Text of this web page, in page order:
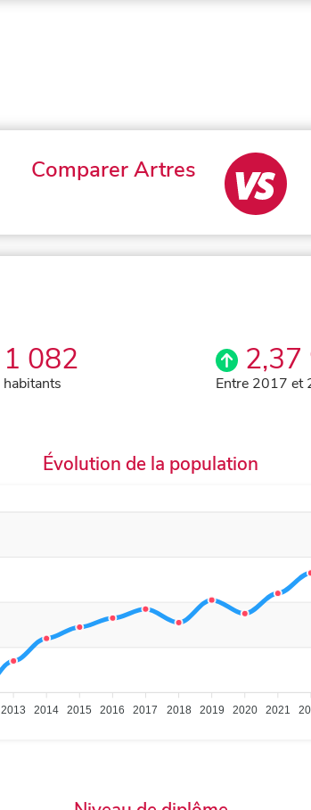
Comparer Artres
1 082
habitants
2,37
Entre 2017 et
Évolution de la population
2013 2014 2015 2016 2017 2018 2019 2020 2021